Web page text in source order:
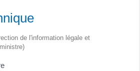
de l'information légale et